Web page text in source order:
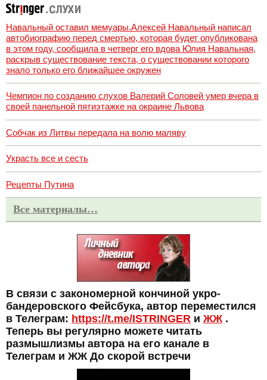
Навальный оставил мемуары.Алексей Навальный написал
автобиографию перед смертью, которая будет опубликована
в этом году, сообщила в четверг его вдова Юлия Навальная,
раскрыв существование текста, о существовании которого
знало только его ближайшее окружен
Чемпион по созданию слухов Валерий Соловей умер вчера в
своей панельной пятиэтажке на окраине Львова
Собчак из Литвы передала на волю маляву
Украсть все и сесть
Рецепты Путина
Все материалы…
В связи с закономерной кончиной укро-
бандеровского Фейсбука, автор переместился
в Телеграм: https://t.me/ISTRINGER и ЖЖ.
Теперь вы регулярно можете читать
размышлизмы автора на его канале в
Телеграм и ЖЖ До скорой встречи